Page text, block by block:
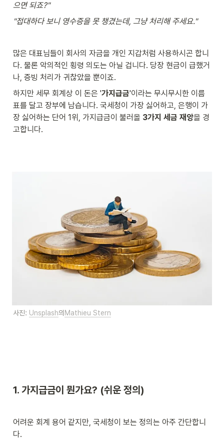
으면 되죠?"
"접대하다 보니 영수증을 못 챙겼는데, 그냥 처리해 주세요."
많은 대표님들이 회사의 자금을 개인 지갑처럼 사용하시곤 합니
다. 물론 악의적인 횡령 의도는 아닐 겁니다. 당장 현금이 급했거
나, 증빙 처리가 귀찮았을 뿐이죠.
하지만 세무 회계상 이 돈은 '가지급금'이라는 무시무시한 이름
표를 달고 장부에 남습니다. 국세청이 가장 싫어하고, 은행이 가
장 싫어하는 단어 1위, 가지급금이 불러올 3가지 세금 재앙을 경
고합니다.
사진: Unsplash의 Mathieu Stern
1. 가지급금이 뭔가요? (쉬운 정의)
어려운 회계 용어 같지만, 국세청이 보는 정의는 아주 간단합니